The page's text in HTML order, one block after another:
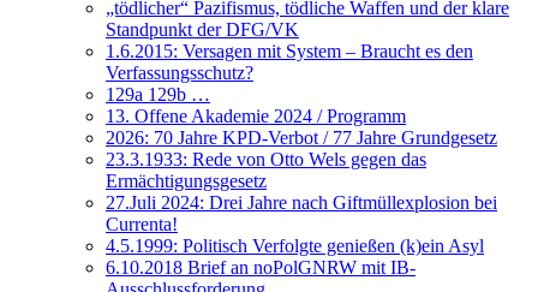
„tödlicher“ Pazifismus, tödliche Waffen und der klare
Standpunkt der DFG/VK
1.6.2015: Versagen mit System – Braucht es den
Verfassungsschutz?
129a 129b …
13. Offene Akademie 2024 / Programm
2026: 70 Jahre KPD-Verbot / 77 Jahre Grundgesetz
23.3.1933: Rede von Otto Wels gegen das
Ermächtigungsgesetz
27.Juli 2024: Drei Jahre nach Giftmüllexplosion bei
Currenta!
4.5.1999: Politisch Verfolgte genießen (k)ein Asyl
6.10.2018 Brief an noPolGNRW mit IB-